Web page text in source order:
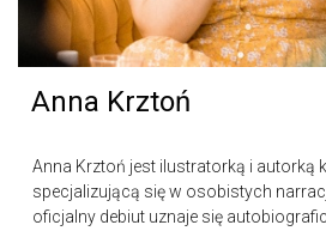
Anna Krztoń
Anna Krztoń jest ilustratorką i autorką
specjalizującą się w osobistych
oficjalny debiut uznaje się